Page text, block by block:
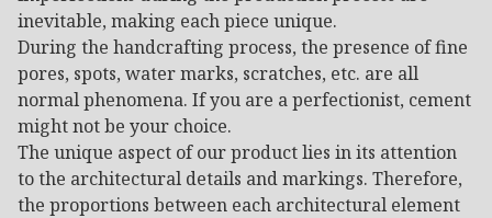
inevitable, making each piece unique.
During the handcrafting process, the presence of fine
pores, spots, water marks, scratches, etc. are all
normal phenomena. If you are a perfectionist, cement
might not be your choice.
The unique aspect of our product lies in its attention
to the architectural details and markings. Therefore,
the proportions between each architectural element